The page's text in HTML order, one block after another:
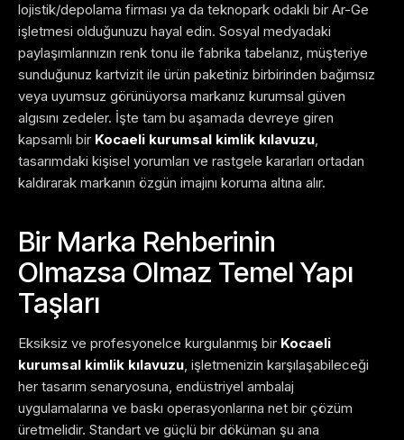
lojistik/depolama firması ya da teknopark odaklı bir Ar-Ge
işletmesi olduğunuzu hayal edin. Sosyal medyadaki
paylaşımlarınızın renk tonu ile fabrika tabelanız, müşteriye
sunduğunuz kartvizit ile ürün paketiniz birbirinden bağımsız
veya uyumsuz görünüyorsa markanız kurumsal güven
algısını zedeler. İşte tam bu aşamada devreye giren
kapsamlı bir Kocaeli kurumsal kimlik kılavuzu,
tasarımdaki kişisel yorumları ve rastgele kararları ortadan
kaldırarak markanın özgün imajını koruma altına alır.
Bir Marka Rehberinin
Olmazsa Olmaz Temel Yapı
Taşları
Eksiksiz ve profesyonelce kurgulanmış bir Kocaeli
kurumsal kimlik kılavuzu, işletmenizin karşılaşabileceği
her tasarım senaryosuna, endüstriyel ambalaj
uygulamalarına ve baskı operasyonlarına net bir çözüm
üretmelidir. Standart ve güçlü bir döküman şu ana